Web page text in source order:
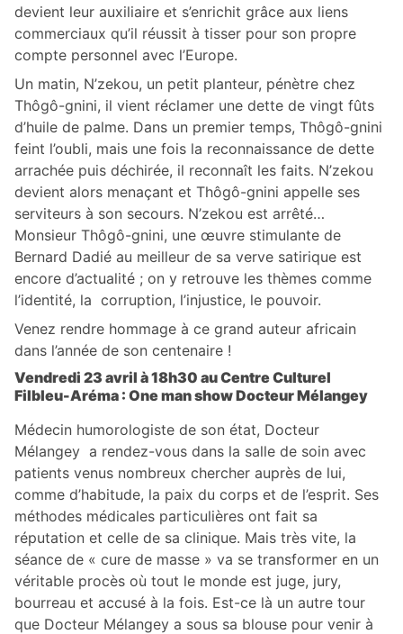
devient leur auxiliaire et s’enrichit grâce aux liens
commerciaux qu’il réussit à tisser pour son propre
compte personnel avec l’Europe.
Un matin, N’zekou, un petit planteur, pénètre chez
Thôgô-gnini, il vient réclamer une dette de vingt fûts
d’huile de palme. Dans un premier temps, Thôgô-gnini
feint l’oubli, mais une fois la reconnaissance de dette
arrachée puis déchirée, il reconnaît les faits. N’zekou
devient alors menaçant et Thôgô-gnini appelle ses
serviteurs à son secours. N’zekou est arrêté…
Monsieur Thôgô-gnini, une œuvre stimulante de
Bernard Dadié au meilleur de sa verve satirique est
encore d’actualité ; on y retrouve les thèmes comme
l’identité, la corruption, l’injustice, le pouvoir.
Venez rendre hommage à ce grand auteur africain
dans l’année de son centenaire !
Vendredi 23 avril à 18h30 au Centre Culturel
Filbleu-Aréma : One man show Docteur Mélangey
Médecin humorologiste de son état, Docteur
Mélangey a rendez-vous dans la salle de soin avec
patients venus nombreux chercher auprès de lui,
comme d’habitude, la paix du corps et de l’esprit. Ses
méthodes médicales particulières ont fait sa
réputation et celle de sa clinique. Mais très vite, la
séance de « cure de masse » va se transformer en un
véritable procès où tout le monde est juge, jury,
bourreau et accusé à la fois. Est-ce là un autre tour
que Docteur Mélangey a sous sa blouse pour venir à